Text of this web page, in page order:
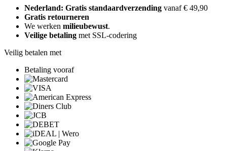
Nederland: Gratis standaardverzending vanaf € 49,90
Gratis retourneren
We werken milieubewust.
Veilige betaling met SSL-codering
Veilig betalen met
Betaling vooraf